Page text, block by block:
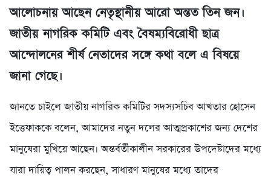
আলোচনায় আছেন নেতৃস্থানীয় আরো অন্তত তিন জন।
জাতীয় নাগরিক কমিটি এবং বৈষম্যবিরোধী ছাত্র
আন্দোলনের শীর্ষ নেতাদের সঙ্গে কথা বলে এ বিষয়ে
জানা গেছে।
জানতে চাইলে জাতীয় নাগরিক কমিটির সদস্যসচিব আখতার হোসেন
ইত্তেফাককে বলেন, আমাদের নতুন দলের আত্মপ্রকাশের জন্য দেশের
মানুষেরা মুখিয়ে আছেন। অন্তর্বর্তীকালীন সরকারের উপদেষ্টাদের মধ্যে
যারা দায়িত্ব পালন করছেন, সাধারণ মানুষের মধ্যে তাদের